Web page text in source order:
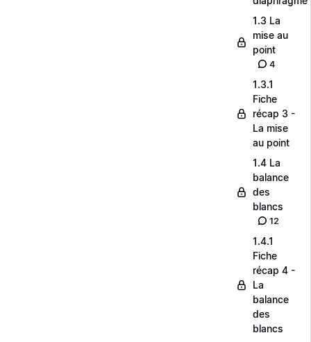
1.3 La
mise au
point
4
1.3.1
Fiche
récap 3 -
La mise
au point
1.4 La
balance
des
blancs
12
1.4.1
Fiche
récap 4 -
La
balance
des
blancs